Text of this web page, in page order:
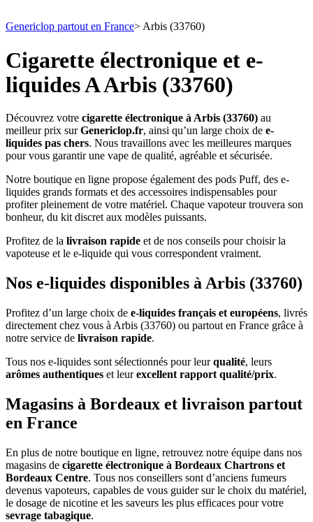
Genericlop partout en France> Arbis (33760)
Cigarette électronique et e-
liquides A Arbis (33760)
Découvrez votre cigarette électronique à Arbis (33760) au
meilleur prix surGenericlop.fr, ainsi qu’un large choix de e-
liquides pas chers. Nous travaillons avec les meilleures marques
pour vous garantir une vape de qualité, agréable et sécurisée.
Notre boutique en ligne propose également des pods Puff, des e-
liquides grands formats et des accessoires indispensables pour
profiter pleinement de votre matériel. Chaque vapoteur trouvera son
bonheur, du kit discret aux modèles puissants.
Profitez de la livraison rapide et de nos conseils pour choisir la
vapoteuse et le e-liquide qui vous correspondent vraiment.
Nos e-liquides disponibles à Arbis (33760)
Profitez d’un large choix de e-liquides français et européens, livrés
directement chez vous à Arbis (33760) ou partout en France grâce à
notre service de livraison rapide.
Tous nos e-liquides sont sélectionnés pour leurqualité, leurs
arômes authentiques et leurexcellent rapport qualité/prix.
Magasins à Bordeaux et livraison partout
en France
En plus de notre boutique en ligne, retrouvez notre équipe dans nos
magasins de cigarette électronique à Bordeaux Chartrons et
Bordeaux Centre. Tous nos conseillers sont d’anciens fumeurs
devenus vapoteurs, capables de vous guider sur le choix du matériel,
le dosage de nicotine et les saveurs les plus efficaces pour votre
sevrage tabagique.